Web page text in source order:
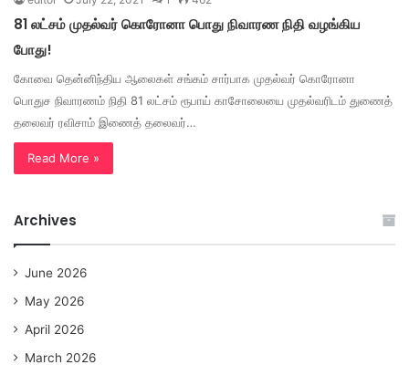
81 லட்சம் முதல்வர் கொரோனா பொது நிவாரண நிதி வழங்கிய
போது!
கோவை தென்னிந்திய ஆலைகள் சங்கம் சார்பாக முதல்வர் கொரோனா
பொதுச நிவாரணம் நிதி 81 லட்சம் ரூபாய் காசோலையை முதல்வரிடம் துணைத்
தலைவர் ரவிசாம் இணைத் தலைவர்…
Read More »
Archives
June 2026
May 2026
April 2026
March 2026